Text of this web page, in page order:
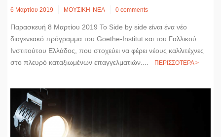
6 Μαρτίου 2019 ΜΟΥΣΙΚΗ ΝΕΑ 0 comments
Παρασκευή 8 Μαρτίου 2019 Το Side by side είναι ένα νέο
διαγενεακό πρόγραμμα του Goethe-Institut και του Γαλλικού
Ινστιτούτου Ελλάδος, που στοχεύει να φέρει νέους καλλιτέχνες
στο πλευρό καταξιωμένων επαγγελματιών....
ΠΕΡΙΣΣΟΤΕΡΑ >